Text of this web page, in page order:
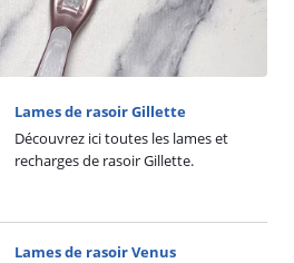
Lames de rasoir Gillette
Découvrez ici toutes les lames et
recharges de rasoir Gillette.
Lames de rasoir Venus